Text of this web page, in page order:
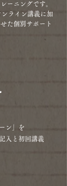
ーニングです。
ライン講義に加
た個別サポート
ン」を
入と初回講義